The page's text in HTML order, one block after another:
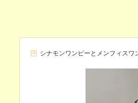
シナモンワンピーとメンフィスワ